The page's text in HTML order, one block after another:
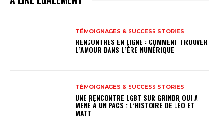
TÉMOIGNAGES & SUCCESS STORIES
RENCONTRES EN LIGNE : COMMENT TROUVER
L’AMOUR DANS L’ÈRE NUMÉRIQUE
TÉMOIGNAGES & SUCCESS STORIES
UNE RENCONTRE LGBT SUR GRINDR QUI A
MENÉ À UN PACS : L’HISTOIRE DE LÉO ET
MATT